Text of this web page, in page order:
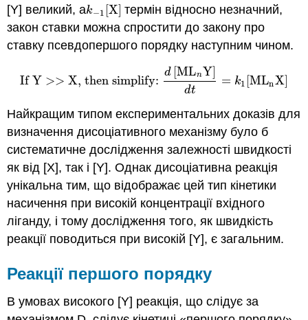
[Y] великий, аk−1 X]
k−1 [X термін відносно незначний,
закон ставки можна спростити до закону про
ставку псевдопершого порядку наступним чином.
If Y >> X, then simplify:
d [MLnY]
dt
= k1 MLnX]
If Y >> X, then simplify: d[MLnY]dt =k 1[MLnX]
Найкращим типом експериментальних доказів для
визначення дисоціативного механізму було б
систематичне дослідження залежності швидкості
як від [X], так і [Y]. Однак дисоціативна реакція
унікальна тим, що відображає цей тип кінетики
насичення при високій концентрації вхідного
ліганду, і тому дослідження того, як швидкість
реакції поводиться при високій [Y], є загальним.
Реакції першого порядку
В умовах високого [Y] реакція, що слідує за